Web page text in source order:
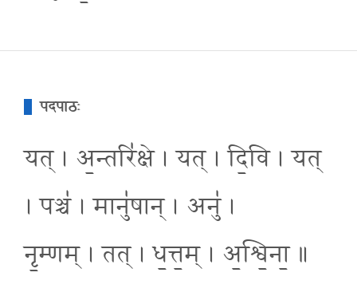
पदपाठः
यत् । अ॒न्तरि॑क्षे । यत् । दि॒वि । यत्
। पञ्च॑ । मानु॑षान् । अनु॑ ।
नृ॒म्णम् । तत् । ध॒त्त॒म् । अ॒श्वि॒ना॒ ॥